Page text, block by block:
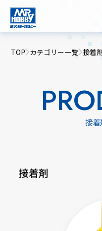
TOP カテゴリー一覧 接着
接
接着剤